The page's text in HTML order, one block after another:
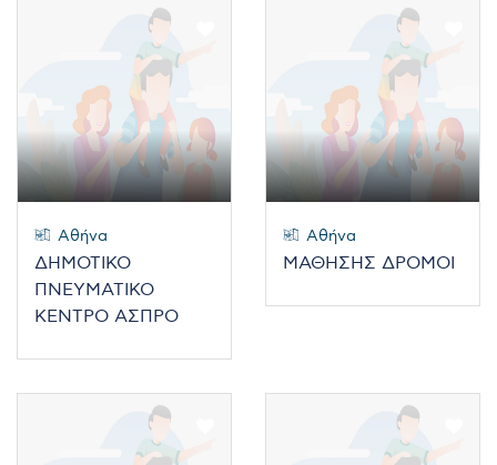
Αθήνα
ΔΗΜΟΤΙΚΟ
ΠΝΕΥΜΑΤΙΚΟ
ΚΕΝΤΡΟ ΑΣΠΡΟ
Αθήνα
ΜΑΘΗΣΗΣ ΔΡΟΜΟΙ